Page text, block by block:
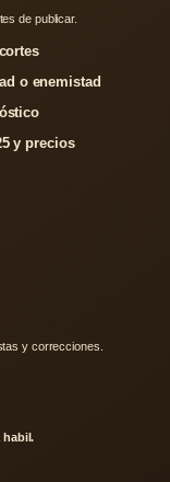
de publicar.
o enemistad
y precios
y correcciones.
habil.